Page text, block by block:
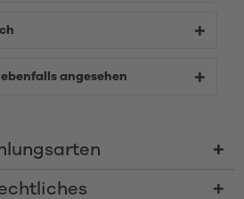
angesehen